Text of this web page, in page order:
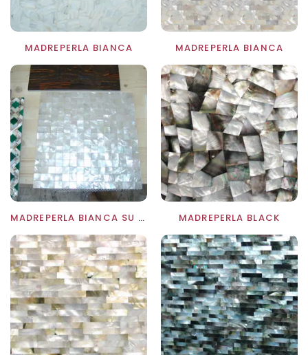
MADREPERLA BIANCA MADREPERLA BIANCA
MADREPERLA BIANCA SU RETE MADREPERLA BLACK